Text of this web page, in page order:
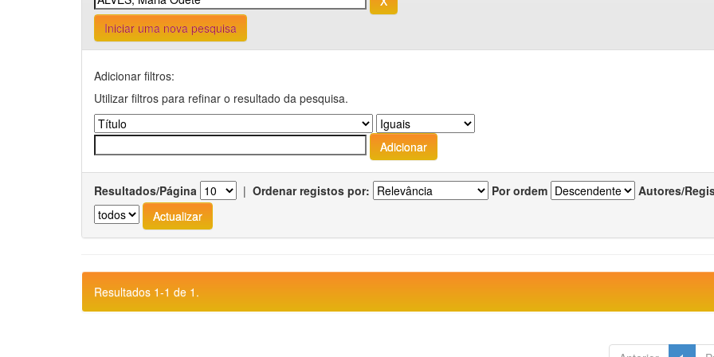
Iniciar uma nova pesquisa
Adicionar filtros:
Utilizar filtros para refinar o resultado da pesquisa.
Resultados/Página | Ordenar registos por: Por ordem Autores/
Resultados 1-1 de 1.